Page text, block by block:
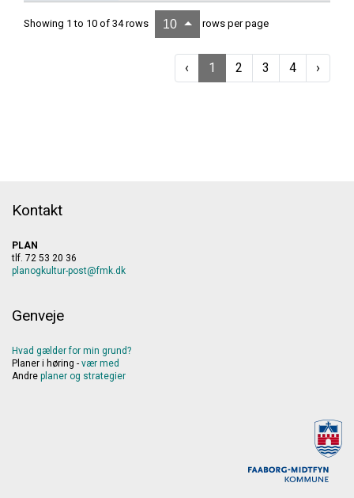
Showing 1 to 10 of 34 rows 10 rows per page
‹ 1 2 3 4 ›
Kontakt
PLAN
tlf. 72 53 20 36
planogkultur-post@fmk.dk
Genveje
Hvad gælder for min grund?
Planer i høring - vær med
Andre planer og strategier